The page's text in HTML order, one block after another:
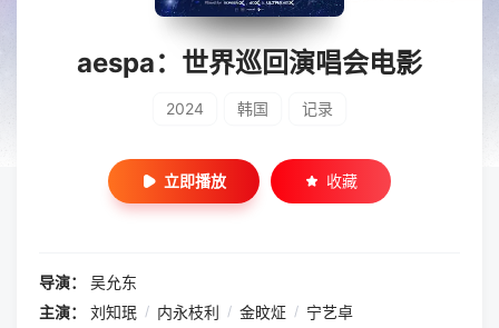
aespa：世界巡回演唱会电影
2024 韩国 记录
立即播放 收藏
导演：
吴允东
主演：
刘知珉 / 内永枝利 / 金旼炡 / 宁艺卓